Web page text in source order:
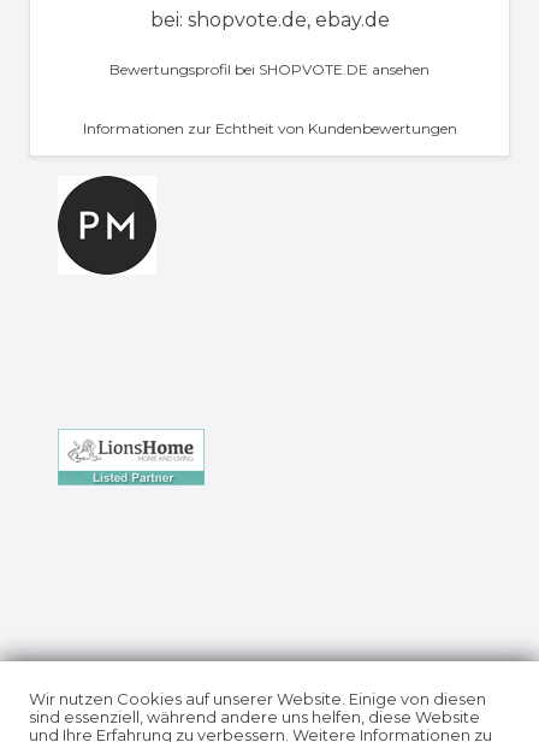
bei: shopvote.de, ebay.de
Bewertungsprofil bei SHOPVOTE.DE ansehen
Informationen zur Echtheit von Kundenbewertungen
Impressum Daten­schutz­erklärung
Wir nutzen Cookies auf unserer Website. Einige von diesen
sind essenziell, während andere uns helfen, diese Website
und Ihre Erfahrung zu verbessern. Weitere Informationen zu